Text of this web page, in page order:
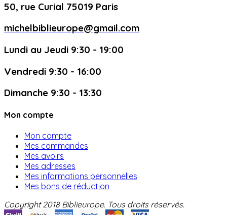
50, rue Curial 75019 Paris
michelbiblieurope@gmail.com
Lundi au Jeudi 9:30 - 19:00
Vendredi 9:30 - 16:00
Dimanche 9:30 - 13:30
Mon compte
Mon compte
Mes commandes
Mes avoirs
Mes adresses
Mes informations personnelles
Mes bons de réduction
Copyright 2018 Biblieurope. Tous droits réservés.